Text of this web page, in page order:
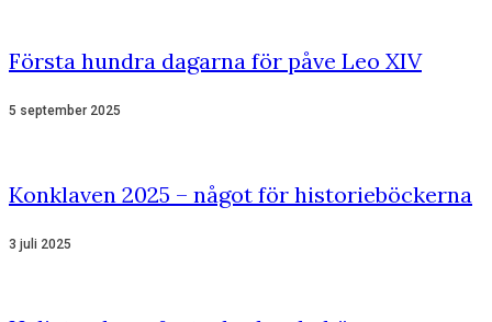
Första hundra dagarna för påve Leo XIV
5 september 2025
Konklaven 2025 – något för historieböckerna
3 juli 2025